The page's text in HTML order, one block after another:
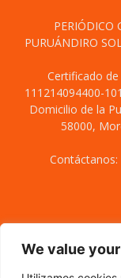
We value
PERIÓDICO
PURUÁNDIRO
Certificado
111214094400-
Domicilio de la
58000,
Contáctanos: